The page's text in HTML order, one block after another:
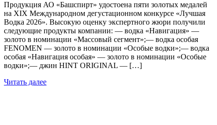
Продукция АО «Башспирт» удостоена пяти золотых медалей
на XIX Международном дегустационном конкурсе «Лучшая
Водка 2026». Высокую оценку экспертного жюри получили
следующие продукты компании: — водка «Навигация» —
золото в номинации «Массовый сегмент»;— водка особая
FENOMEN — золото в номинации «Особые водки»;— водка
особая «Навигация особая» — золото в номинации «Особые
водки»;— джин HINT ORIGINAL — […]
Читать далее